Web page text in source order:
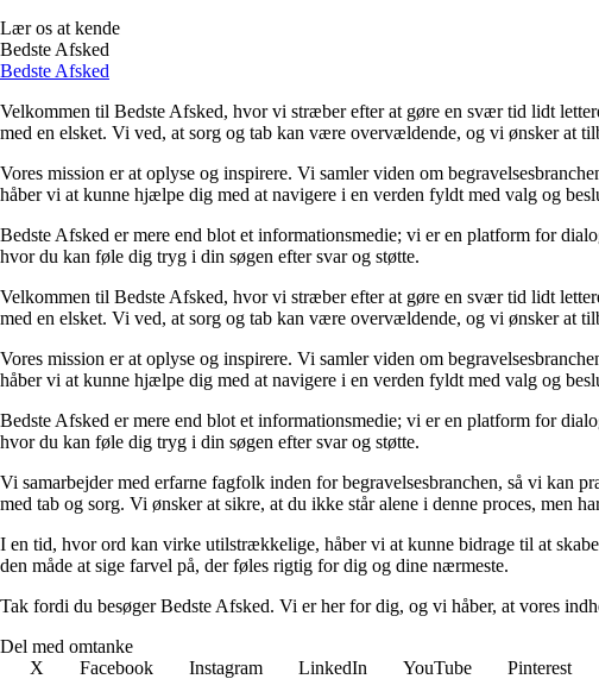
Lær os at kende
Bedste Afsked
Bedste Afsked
Velkommen til Bedste Afsked, hvor vi stræber efter at gøre en svær tid lidt
med en elsket. Vi ved, at sorg og tab kan være overvældende, og vi ønsker at
Vores mission er at oplyse og inspirere. Vi samler viden om
håber vi at kunne hjælpe dig med at navigere i en verden fyldt med valg og
Bedste Afsked er mere end blot et informationsmedie; vi er en platform for
hvor du kan føle dig tryg i din søgen efter svar og støtte.
Velkommen til Bedste Afsked, hvor vi stræber efter at gøre en svær tid lidt
med en elsket. Vi ved, at sorg og tab kan være overvældende, og vi ønsker at
Vores mission er at oplyse og inspirere. Vi samler viden om
håber vi at kunne hjælpe dig med at navigere i en verden fyldt med valg og
Bedste Afsked er mere end blot et informationsmedie; vi er en platform for
hvor du kan føle dig tryg i din søgen efter svar og støtte.
Vi samarbejder med erfarne fagfolk inden for begravelsesbranchen, så vi kan
med tab og sorg. Vi ønsker at sikre, at du ikke står alene i denne proces, men
I en tid, hvor ord kan virke utilstrækkelige, håber vi at kunne bidrage til at
den måde at sige farvel på, der føles rigtig for dig og dine nærmeste.
Tak fordi du besøger Bedste Afsked. Vi er her for dig, og vi håber, at vores
Del med omtanke
X
Facebook Instagram LinkedIn YouTube Pinterest